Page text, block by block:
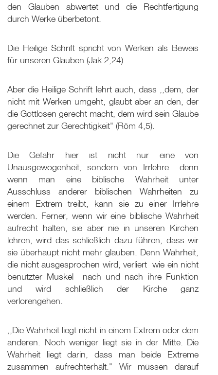
den Glauben abwertet und die Rechtfertigung
durch Werke überbetont.
Die Heilige Schrift spricht von Werken als Beweis
für unseren Glauben (Jak 2,24).
Aber die Heilige Schrift lehrt auch, dass ,,dem, der
nicht mit Werken umgeht, glaubt aber an den, der
die Gottlosen gerecht macht, dem wird sein Glaube
gerechnet zur Gerechtigkeit" (Röm 4,5).
Die Gefahr hier ist nicht nur eine von
Unausgewogenheit, sondern von Irrlehre ­ denn
wenn man eine biblische Wahrheit unter
Ausschluss anderer biblischen Wahrheiten zu
einem Extrem treibt, kann sie zu einer Irrlehre
werden. Ferner, wenn wir eine biblische Wahrheit
aufrecht halten, sie aber nie in unseren Kirchen
lehren, wird das schließlich dazu führen, dass wir
sie überhaupt nicht mehr glauben. Denn Wahrheit,
die nicht ausgesprochen wird, verliert ­ wie ein nicht
benutzter Muskel ­ nach und nach ihre Funktion
und wird schließlich der Kirche ganz
verlorengehen.
,,Die Wahrheit liegt nicht in einem Extrem oder dem
anderen. Noch weniger liegt sie in der Mitte. Die
Wahrheit liegt darin, dass man beide Extreme
zusammen aufrechterhält." Wir müssen darauf